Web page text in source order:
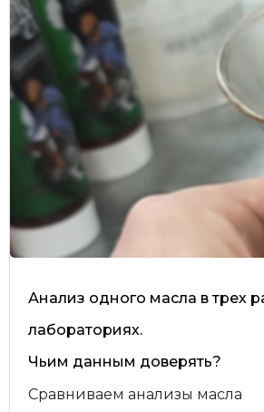
Анализ одного масла в трех
лабораториях.
Чьим данным доверять?
Сравниваем анализы масла